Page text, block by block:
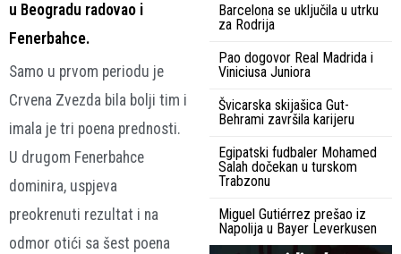
u Beogradu radovao i
Fenerbahce.
Samo u prvom periodu je
Crvena Zvezda bila bolji tim i
imala je tri poena prednosti.
U drugom Fenerbahce
dominira, uspjeva
preokrenuti rezultat i na
odmor otići sa šest poena
Barcelona se uključila u utrku
za Rodrija
Pao dogovor Real Madrida i
Viniciusa Juniora
Švicarska skijašica Gut-
Behrami završila karijeru
Egipatski fudbaler Mohamed
Salah dočekan u turskom
Trabzonu
Miguel Gutiérrez prešao iz
Napolija u Bayer Leverkusen